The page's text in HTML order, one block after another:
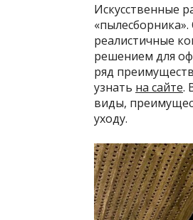
Искусственные
реалистичные
решением для
ряд
узнать на сайте.
виды,
уходу.